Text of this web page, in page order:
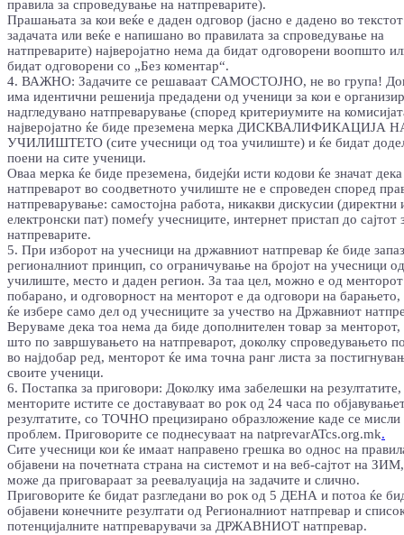
правила за спроведување на натпреварите).
Прашањата за кои веќе е даден одговор (јасно е дадено во
задачата или веќе е напишано во правилата за спроведување на
натпреварите) најверојатно нема да бидат одговорени воопшто
бидат одговорени со „Без коментар“.
4. ВАЖНО: Задачите се решаваат САМОСТОЈНО, не во група!
има идентични решенија предадени од ученици за кои е
надгледувано натпреварување (според критериумите на
најверојатно ќе биде преземена мерка ДИСКВАЛИФИКАЦИЈА
УЧИЛИШТЕТО (сите учесници од тоа училиште) и ќе бидат
поени на сите ученици.
Оваа мерка ќе биде преземена, бидејќи исти кодови ќе значат дека
натпреварот во соодветното училиште не е спроведен според
натпреварување: самостојна работа, никакви дискусии (директни
електронски пат) помеѓу учесниците, интернет пристап до сајтот
натпреварите.
5. При изборот на учесници на државниот натпревар ќе биде
регионалниот принцип, со ограничување на бројот на учесници
училиште, место и даден регион. За таа цел, можно е од
побарано, и одговорност на менторот е да одговори на
ќе избере само дел од учесниците за учество на Државниот
Веруваме дека тоа нема да биде дополнителен товар за менторот,
што по завршувањето на натпреварот, доколку спроведувањето
во најдобар ред, менторот ќе има точна ранг листа за
своите ученици.
6. Постапка за приговори: Доколку има забелешки на
менторите истите се доставуваат во рок од 24 часа по
резултатите, со ТОЧНО прецизирано образложение каде се мисли
проблем. Приговорите се поднесуваат на natprevarATcs.org.mk.
Сите учесници кои ќе имаат направено грешка во однос на
објавени на почетната страна на системот и на веб-сајтот на
може да приговараат за реевалуација на задачите и слично.
Приговорите ќе бидат разгледани во рок од 5 ДЕНА и потоа ќе
објавени конечните резултати од Регионалниот натпревар и
потенцијалните натпреварувачи за ДРЖАВНИОТ натпревар.